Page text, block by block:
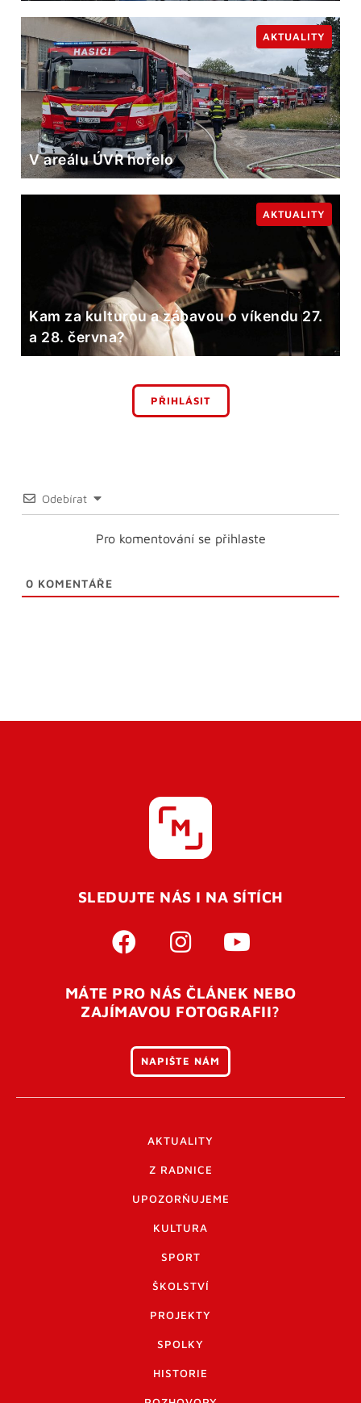
V areálu ÚVR hořelo
AKTUALITY
Kam za kulturou a zábavou o víkendu 27.
a 28. června?
AKTUALITY
PŘIHLÁSIT
Odebírat
Pro komentování se přihlaste
0 KOMENTÁŘE
SLEDUJTE NÁS I NA SÍTÍCH
MÁTE PRO NÁS ČLÁNEK NEBO
ZAJÍMAVOU FOTOGRAFII?
NAPIŠTE NÁM
AKTUALITY
Z RADNICE
UPOZORŇUJEME
KULTURA
SPORT
ŠKOLSTVÍ
PROJEKTY
SPOLKY
HISTORIE